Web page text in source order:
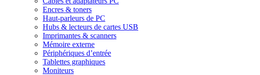
Encres & toners
Haut-parleurs de PC
Hubs & lecteurs de cartes USB
Imprimantes & scanners
Mémoire externe
Périphériques d’entrée
Tablettes graphiques
Moniteurs